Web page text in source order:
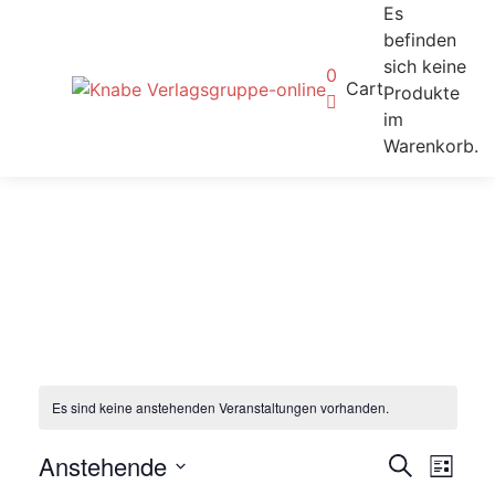
0
Cart
Es
befinden
sich keine
Produkte
im
Warenkorb.
Es sind keine anstehenden Veranstaltungen vorhanden.
SucheListe
Anstehende